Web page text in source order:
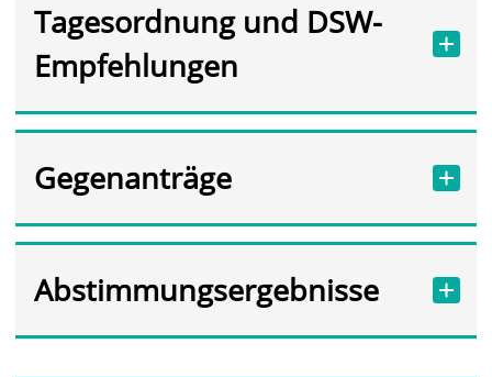
Tagesordnung und DSW-
Empfehlungen
Gegenanträge
Abstimmungsergebnisse